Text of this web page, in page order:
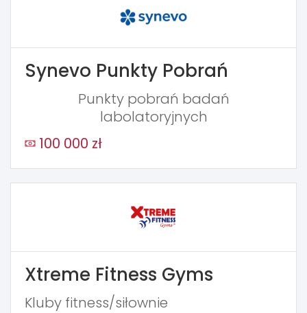
Synevo Punkty Pobrań
Punkty pobrań badań
labolatoryjnych
100 000 zł
Xtreme Fitness Gyms
Kluby fitness/siłownie